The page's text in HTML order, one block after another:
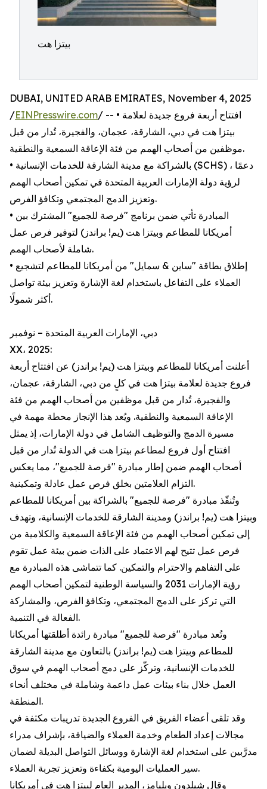
بيتزا هت
DUBAI, UNITED ARAB EMIRATES, November 4, 2025
/EINPresswire.com/ -- • افتتاح أربعة فروع جديدة لعلامة
بيتزا هت في دبي، الشارقة، عجمان، والفجيرة، تُدار من قبل
موظفين من أصحاب الهمم من فئة الإعاقة السمعية والنطقية.
• بالشراكة مع مدينة الشارقة للخدمات الإنسانية (SCHS) ، دعمًا
لرؤية دولة الإمارات العربية المتحدة في تمكين أصحاب الهمم
وتعزيز الدمج المجتمعي وتكافؤ الفرص.
• المبادرة تأتي ضمن برنامج "فرصة للجميع" المشترك بين
أمريكانا للمطاعم وبيتزا هت (يم! براندز) لتوفير فرص عمل
شاملة لأصحاب الهمم.
• إطلاق بطاقة "ساين & سمايل" من أمريكانا للمطاعم لتشجيع
العملاء على التفاعل باستخدام لغة الإشارة وتعزيز بيئة تواصل
أكثر شمولًا.
دبي، الإمارات العربية المتحدة – نوفمبر
XX، 2025:
أعلنت أمريكانا للمطاعم وبيتزا هت (يم! براندز) عن افتتاح أربعة
فروع جديدة لعلامة بيتزا هت في كلٍ من دبي، الشارقة، عجمان،
والفجيرة، تُدار من قبل موظفين من أصحاب الهمم من فئة
الإعاقة السمعية والنطقية. ويُعد هذا الإنجاز محطة مهمة في
مسيرة الدمج والتوظيف الشامل في دولة الإمارات، إذ يمثل
افتتاح أول فروع لمطاعم بيتزا هت في الدولة تُدار من قبل
أصحاب الهمم ضمن إطار مبادرة "فرصة للجميع"، مما يعكس
التزام العلامتين بخلق فرص عمل عادلة وتمكينية.
وتُنفّذ مبادرة "فرصة للجميع" بالشراكة بين أمريكانا للمطاعم
وبيتزا هت (يم! براندز) ومدينة الشارقة للخدمات الإنسانية، وتهدف
إلى تمكين أصحاب الهمم من فئة الإعاقة السمعية والكلامية من
فرص عمل تتيح لهم الاعتماد على الذات ضمن بيئة عمل تقوم
على التفاهم والاحترام والتمكين. كما تتماشى هذه المبادرة مع
رؤية الإمارات 2031 والسياسة الوطنية لتمكين أصحاب الهمم
التي تركز على الدمج المجتمعي، وتكافؤ الفرص، والمشاركة
الفعالة في التنمية.
وتُعد مبادرة "فرصة للجميع" مبادرة رائدة أطلقتها أمريكانا
للمطاعم وبيتزا هت (يم! براندز) بالتعاون مع مدينة الشارقة
للخدمات الإنسانية، وتركّز على دمج أصحاب الهمم في سوق
العمل خلال بناء بيئات عمل داعمة وشاملة في مختلف أنحاء
المنطقة.
وقد تلقى أعضاء الفريق في الفروع الجديدة تدريبات مكثفة في
مجالات إعداد الطعام وخدمة العملاء والضيافة، بإشراف مدراء
مدرَّبين على استخدام لغة الإشارة ووسائل التواصل البديلة لضمان
سير العمليات اليومية بكفاءة وتعزيز تجربة العملاء.
وقال شيلدون ويليامز، المدير العام لبيتزا هت في أمريكانا